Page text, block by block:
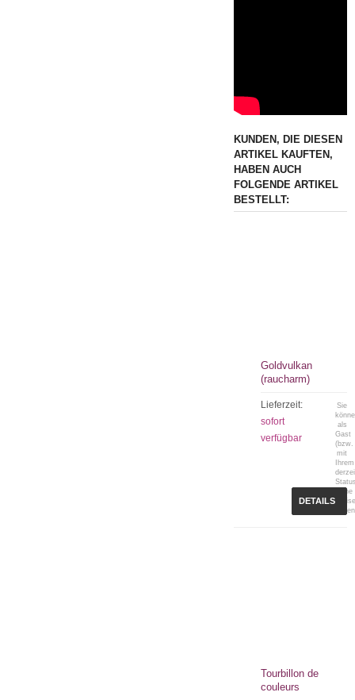
KUNDEN, DIE DIESEN
ARTIKEL KAUFTEN,
HABEN AUCH
FOLGENDE ARTIKEL
BESTELLT:
Goldvulkan
(raucharm)
Lieferzeit:
sofort
verfügbar
Sie
als
Gast
(bzw.
mit
Ihrem
keine
DETAILS
Tourbillon de
couleurs